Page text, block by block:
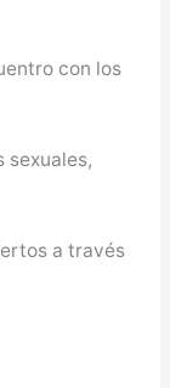
con los
sexuales,
a través